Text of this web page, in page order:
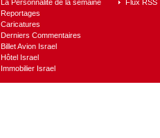
La Personnalité de la semaine
Reportages
Caricatures
Derniers Commentaires
Billet Avion Israel
Hôtel Israel
Immobilier Israel
Flux RSS